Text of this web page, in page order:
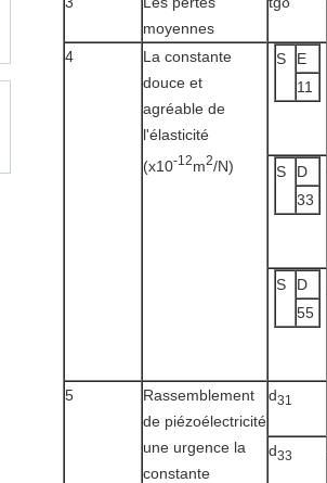
moyennes
4
La constante
douce et
agréable de
l'élasticité
(x10-12m2/N)
S
E
11
S
D
33
S
D
55
5
Rassemblement
de piézoélectricité
une urgence la
constante
d31
d33